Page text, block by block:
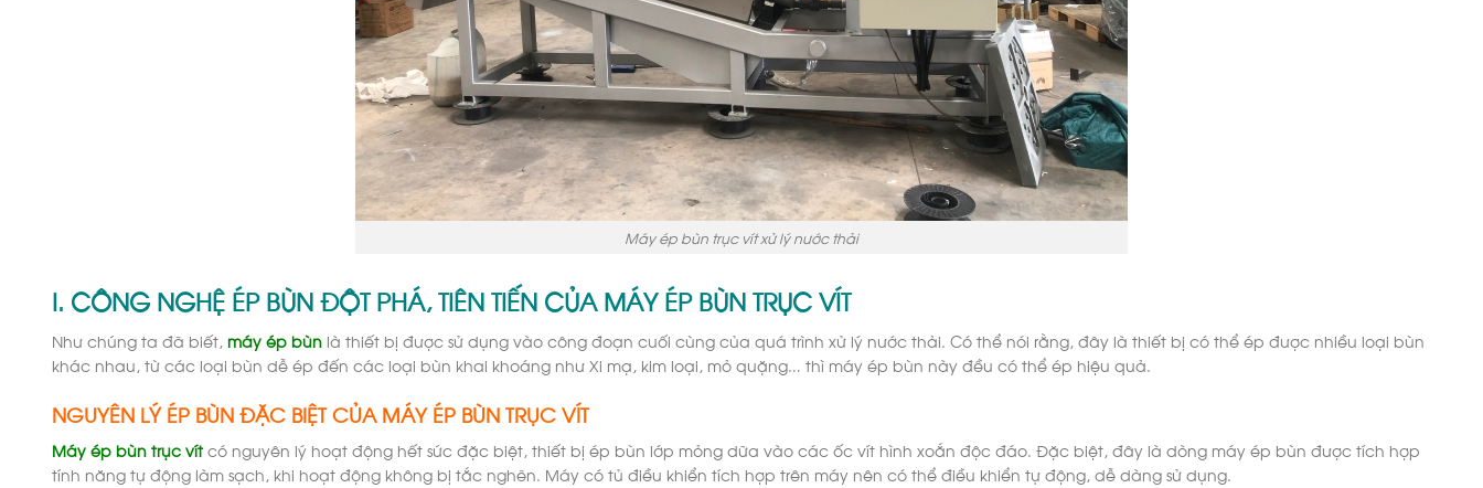
Máy ép bùn trục vít xử lý nước thải
I. CÔNG NGHỆ ÉP BÙN ĐỘT PHÁ, TIÊN TIẾN CỦA MÁY ÉP BÙN TRỤC VÍT
Như chúng ta đã biết,máy ép bùn là thiết bị được sử dụng vào công đoạn cuối cùng của quá trình xử lý nước thải. Có thể nói rằng, đây là thiết bị có thể ép được nhiều loại bùn
khác nhau, từ các loại bùn dễ ép đến các loại bùn khai khoáng như Xi mạ, kim loại, mỏ quặng… thì máy ép bùn này đều có thể ép hiệu quả.
NGUYÊN LÝ ÉP BÙN ĐẶC BIỆT CỦA MÁY ÉP BÙN TRỤC VÍT
Máy ép bùn trục vítcó nguyên lý hoạt động hết sức đặc biệt, thiết bị ép bùn lớp mỏng dữa vào các ốc vít hình xoắn độc đáo. Đặc biệt, đây là dòng máy ép bùn được tích hợp
tính năng tự động làm sạch, khi hoạt động không bị tắc nghẽn. Máy có tủ điều khiển tích hợp trên máy nên có thể điều khiển tự động, dễ dàng sử dụng.